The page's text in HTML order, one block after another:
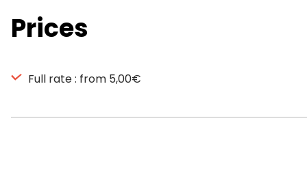
Prices
Full rate : from 5,00€